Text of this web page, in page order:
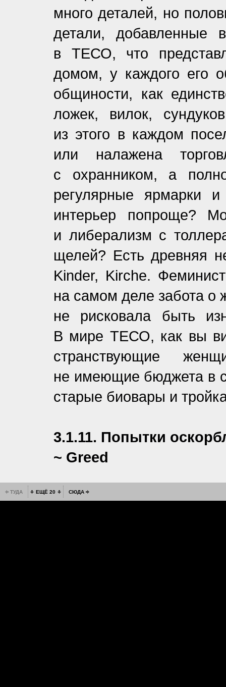
много деталей, но
детали, добавленные
в ТЕСО, что
домом, у каждого его
общиности, как
ложек, вилок,
из этого в каждом
или налажена
с охранником, а
регулярные ярмарки
интерьер попроще?
и либерализм с
щелей? Есть древняя
Kinder, Kirche.
на самом деле забота о
не рисковала быть
В мире ТЕСО, как вы
странствующие
не имеющие бюджета в
старые биовары и
3.1.11. Попытки
~ Greed
ТУДА ЕЩЁ 20 СЮДА